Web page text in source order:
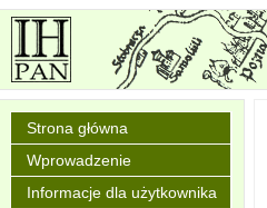
Strona główna
Wprowadzenie
Informacje dla użytkownika